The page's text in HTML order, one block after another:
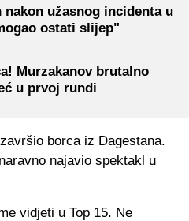
nakon užasnog incidenta u
ostati slijep"
Murzakanov brutalno
u prvoj rundi
borca iz Dagestana.
najavio spektakl u
vidjeti u Top 15. Ne